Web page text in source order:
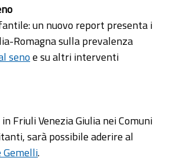
un nuovo report presenta i
Romagna sulla prevalenza
senoe su altri interventi
Friuli Venezia Giulia nei Comuni
sarà possibile aderire al
Gemelli.